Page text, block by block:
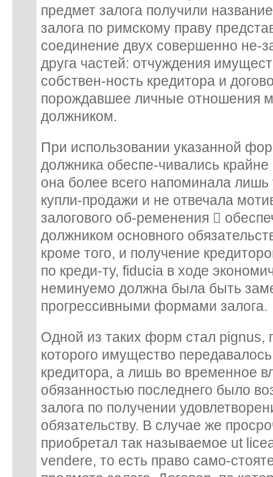
предмет залога получили
залога по римскому праву
соединение двух совершенно не-
друга частей: отчуждения
собствен-ность кредитора и
порождавшее личные отношения
должником.
При использовании указанной
должника обеспе-чивались
она более всего напоминала
купли-продажи и не отвечала
залогового об-ременения 
должником основного
кроме того, и получение
по креди-ту, fiducia в ходе
неминуемо должна была быть
прогрессивными формами залога.
Одной из таких форм стал pignus,
которого имущество
кредитора, а лишь во временное
обязанностью последнего было
залога по получении
обязательству. В случае же
приобретал так называемое ut
vendere, то есть право само-